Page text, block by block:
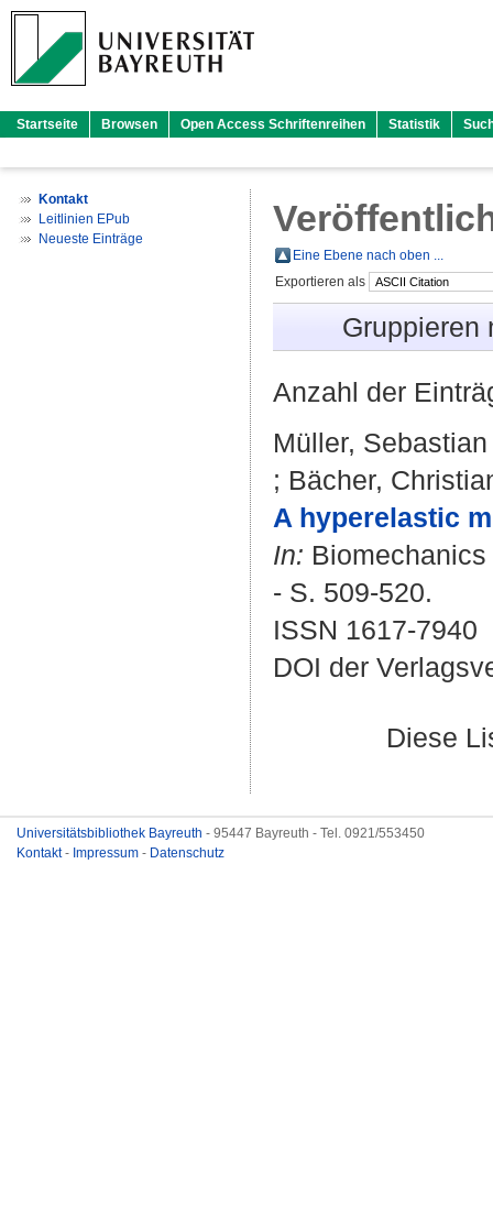
Startseite Browsen Open Access Schriftenreihen Statistik
Kontakt
Leitlinien EPub
Neueste Einträge
Eine Ebene nach oben ...
Exportieren als
Anzahl der
Müller,
; Bächer,
A hyperelastic
In:
- S. 509-520.
ISSN 1617-7940
DOI der
Diese
Universitätsbibliothek Bayreuth - 95447 Bayreuth - Tel. 0921/553450
Kontakt- Impressum - Datenschutz